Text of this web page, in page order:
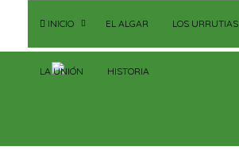
INICIO EL ALGAR LOS URRUTIAS
LA UNIÓN HISTORIA